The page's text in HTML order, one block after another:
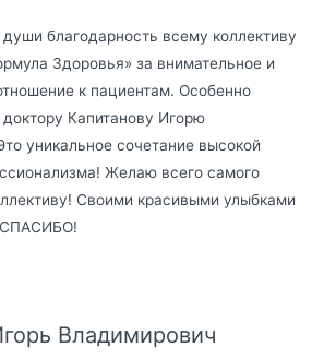
благодарность всему коллективу
Здоровья» за внимательное и
к пациентам. Особенно
Капитанову Игорю
уникальное сочетание высокой
Желаю всего самого
Своими красивыми улыбками
СПАСИБО!
Владимирович